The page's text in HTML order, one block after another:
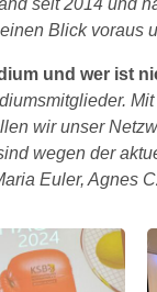
seit 2014 und
Blick voraus
und wer ist
wir unser
wegen der
Euler, Agnes